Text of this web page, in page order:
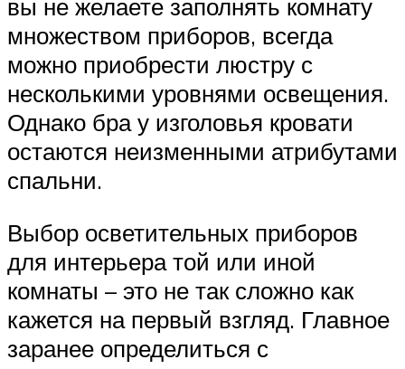
вы не желаете заполнять комнату
множеством приборов, всегда
можно приобрести люстру с
несколькими уровнями освещения.
Однако бра у изголовья кровати
остаются неизменными атрибутами
спальни.
Выбор осветительных приборов
для интерьера той или иной
комнаты – это не так сложно как
кажется на первый взгляд. Главное
заранее определиться с